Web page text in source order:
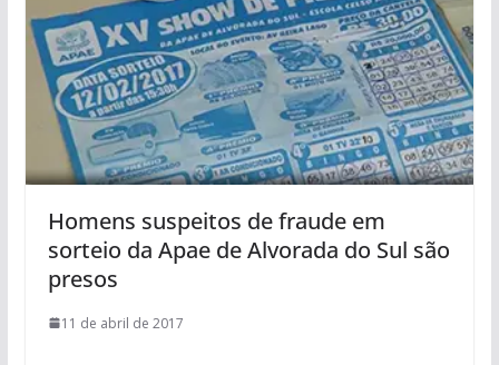
Homens suspeitos de fraude em
sorteio da Apae de Alvorada do Sul são
presos
11 de abril de 2017